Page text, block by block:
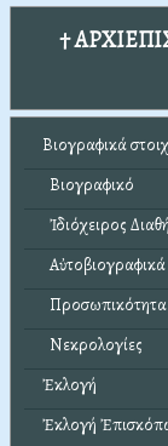
†
Βιογραφικά
Βιογραφικό
Ἰδιόχειρος
Αὐτοβιογραφικά
Προσωπικότητα
Νεκρολογίες
Ἐκλογή
Ἐκλογή